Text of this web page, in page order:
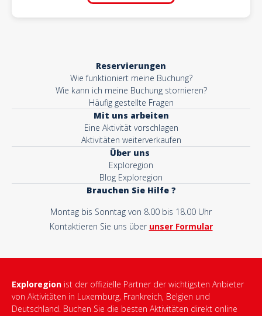
Reservierungen
Wie funktioniert meine Buchung?
Wie kann ich meine Buchung stornieren?
Häufig gestellte Fragen
Mit uns arbeiten
Eine Aktivität vorschlagen
Aktivitäten weiterverkaufen
Über uns
Exploregion
Blog Exploregion
Brauchen Sie Hilfe ?
Montag bis Sonntag von 8.00 bis 18.00 Uhr
Kontaktieren Sie uns über unser Formular
Exploregion ist der offizielle Partner der wichtigsten Anbieter
von Aktivitäten in Luxemburg, Frankreich, Belgien und
Deutschland. Buchen Sie die besten Aktivitäten direkt online